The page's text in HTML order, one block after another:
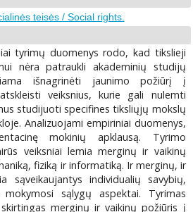
teisės / Social rights.
tyrimų duomenys rodo, kad tikslieji
nėra patraukli akademinių studijų
išnagrinėti jaunimo požiūrį į
veiksnius, kurie gali nulemti
studijuoti specifines tiksliųjų mokslų
Analizuojami empiriniai duomenys,
mokinių apklausą. Tyrimo
veiksniai lemia merginų ir vaikinų
fiziką ir informatiką. Ir merginų, ir
sąveikaujantys individualių savybių,
sąlygų aspektai. Tyrimas
merginų ir vaikinų požiūris į